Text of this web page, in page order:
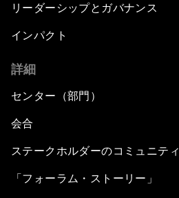
リーダーシップとガバナンス
インパクト
詳細
センター（部門）
会合
ステークホルダーのコミュニティ
「フォーラム・ストーリー」